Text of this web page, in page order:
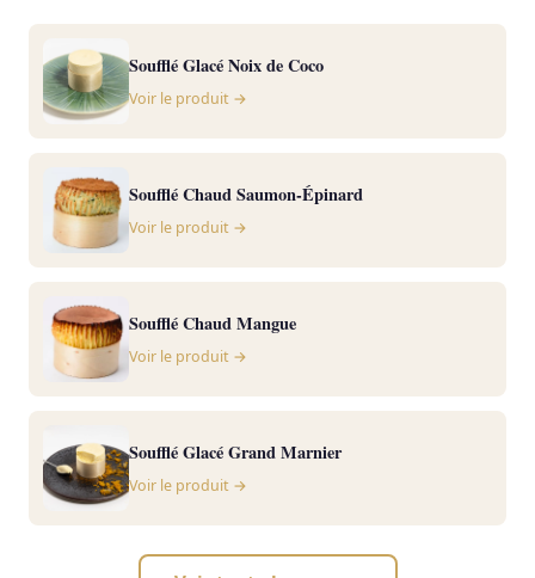
Soufflé Glacé Noix de Coco
Voir le produit →
Soufflé Chaud Saumon-Épinard
Voir le produit →
Soufflé Chaud Mangue
Voir le produit →
Soufflé Glacé Grand Marnier
Voir le produit →